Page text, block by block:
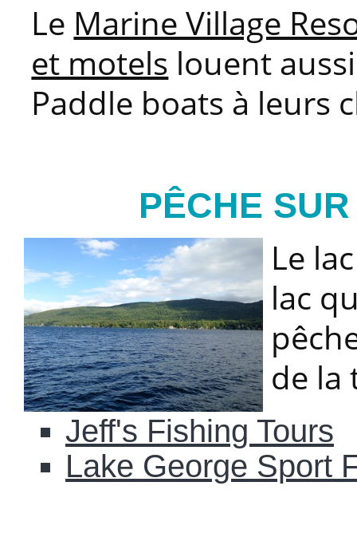
Le Marine Village
et motels louent
Paddle boats à leurs
PÊCHE
Le
lac
de la
Jeff's Fishing Tours
Lake George Sport